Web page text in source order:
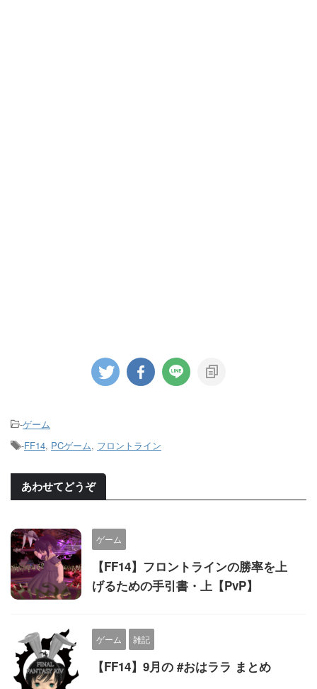
-ゲーム
-FF14, PCゲーム, フロントライン
あわせてどうぞ
ゲーム
【FF14】フロントラインの勝率を上
げるための手引書・上【PvP】
ゲーム 雑記
【FF14】9月の #おはララ まとめ